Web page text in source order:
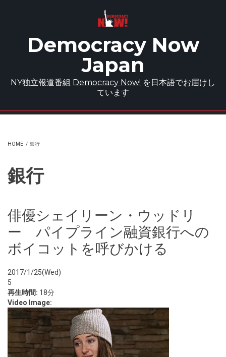
Democracy Now
Japan
NY独立報道番組 Democracy Now! を日本語でお届けし
ています
HOME / 銀行
銀行
俳優シェイリーン・ウッドリ
ー パイプライン融資銀行への
ボイコットを呼びかける
2017/1/25(Wed)
5
再生時間: 18分
Video Image: